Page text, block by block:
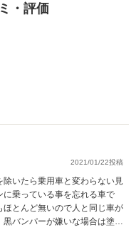
・評価
2021/01/22投稿
いたら乗用車と変わらない見
乗っている事を忘れる車で
とんど無いので人と同じ車が
バンパーが嫌いな場合は塗る
交換すれば前から見たらエア